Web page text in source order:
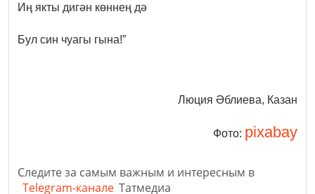
Иң якты дигән көннең дә
Бул син чуагы гына!”
Люция Әблиева, Казан
Фото: pixabay
Следите за самым важным и интересным в
Telegram-канале Татмедиа